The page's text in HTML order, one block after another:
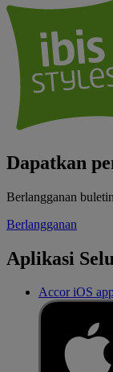
Dapatkan
Berlangganan
Berlangganan
Aplikasi
Accor iOS